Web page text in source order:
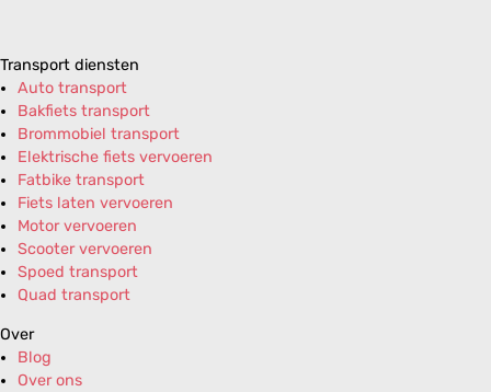
Transport diensten
Auto transport
Bakfiets transport
Brommobiel transport
Elektrische fiets vervoeren
Fatbike transport
Fiets laten vervoeren
Motor vervoeren
Scooter vervoeren
Spoed transport
Quad transport
Over
Blog
Over ons